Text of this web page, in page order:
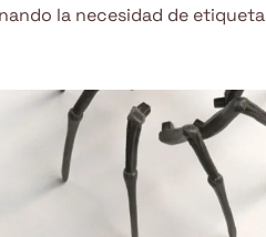
la necesidad de